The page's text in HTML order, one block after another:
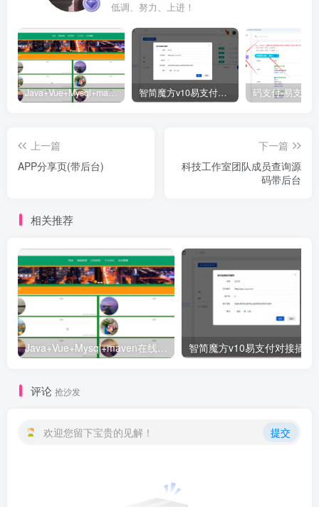
低调、努力、上进！
Java+Vue+Mysql+maven在线招投标系统源码-高校招标系统源码 智简魔方v10易支付对接插件
上一篇
APP分享页(带后台)
下一篇
科技工作室团队成员查询源
码带后台
相关推荐
Java+Vue+Mysql+maven在线招投标系统源码-高校招标系统源码 智简魔方v10易支付对接插件
评论 抢沙发
欢迎您留下宝贵的见解！ 提交